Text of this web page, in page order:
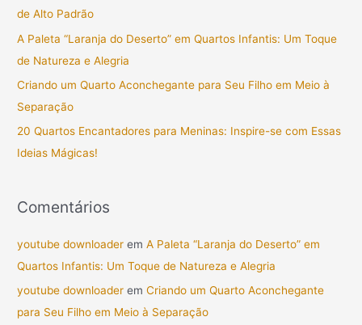
r
p
o
r
:
de Alto Padrão
A Paleta “Laranja do Deserto” em Quartos Infantis: Um Toque
de Natureza e Alegria
Criando um Quarto Aconchegante para Seu Filho em Meio à
Separação
20 Quartos Encantadores para Meninas: Inspire-se com Essas
Ideias Mágicas!
Comentários
youtube downloader emA Paleta “Laranja do Deserto” em
Quartos Infantis: Um Toque de Natureza e Alegria
youtube downloader emCriando um Quarto Aconchegante
para Seu Filho em Meio à Separação